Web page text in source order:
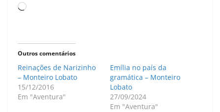
Carregando...
Outros comentários
Reinações de Narizinho
– Monteiro Lobato
15/12/2016
Em "Aventura"
Emília no país da
gramática – Monteiro
Lobato
27/09/2024
Em "Aventura"